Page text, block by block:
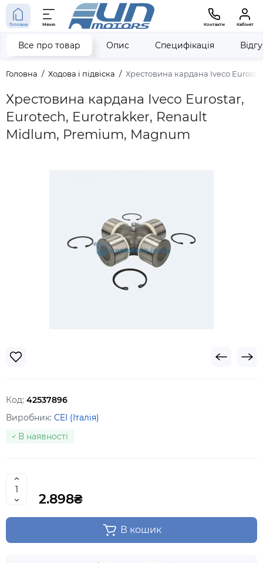
Головна Меню Контакти Кабінет
Головна Ходова і підвіска Хрестовина кардана Iveco
Хрестовина кардана Iveco Eurostar,
Eurotech, Eurotrakker, Renault
Midlum, Premium, Magnum
Все про товар Опис Специфікація
Код: 42537896
Виробник: CEI (Італія)
В наявності
2.898₴
В кошик